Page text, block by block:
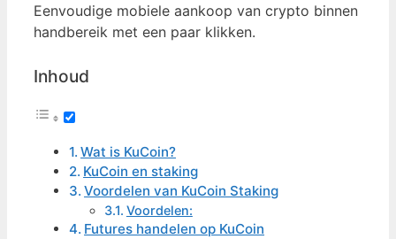
Eenvoudige mobiele aankoop van crypto binnen
handbereik met een paar klikken.
Inhoud
Wat is KuCoin?
KuCoin en staking
Voordelen van KuCoin Staking
Voordelen:
Futures handelen op KuCoin